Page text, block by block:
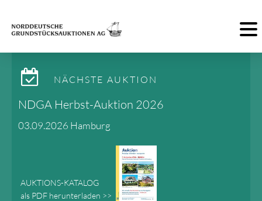
NÄCHSTE AUKTION
NDGA Herbst-Auktion 2026
03.09.2026 Hamburg
AUKTIONS-KATALOG
als PDF herunterladen >>